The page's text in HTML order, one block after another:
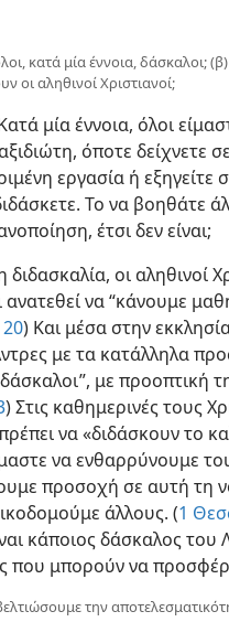
κατά μία έννοια, δάσκαλοι;
οι αληθινοί Χριστιανοί;
μία έννοια, όλοι
όποτε δείχνετε
εργασία ή εξηγείτε
Το να βοηθάτε
έτσι δεν είναι;
οι αληθινοί
να “κάνουμε
) Και μέσα στην
με τα κατάλληλα
με προοπτική
) Στις καθημερινές τους
να «διδάσκουν το
να ενθαρρύνουμε
προσοχή σε αυτή τη
άλλους. (1
κάποιος δάσκαλος
που μπορούν να
την